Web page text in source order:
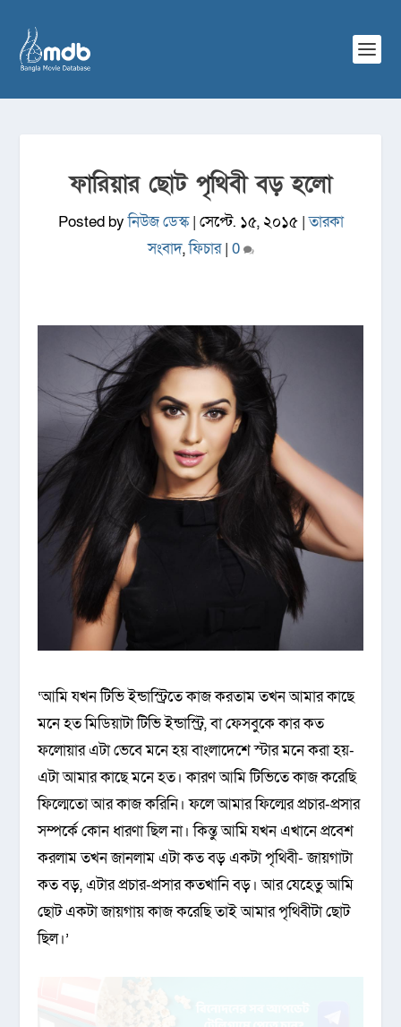
ফারিয়ার ছোট পৃথিবী বড় হলো
Posted byনিউজ ডেস্ক| সেপ্টে. ১৫, ২০১৫|তারকা
সংবাদ,ফিচার| 0
‘আমি যখন টিভি ইন্ডাস্ট্রিতে কাজ করতাম তখন আমার কাছে
মনে হত মিডিয়াটা টিভি ইন্ডাস্ট্রি, বা ফেসবুকে কার কত
ফলোয়ার এটা ভেবে মনে হয় বাংলাদেশে স্টার মনে করা হয়-
এটা আমার কাছে মনে হত। কারণ আমি টিভিতে কাজ করেছি
ফিল্মেতো আর কাজ করিনি। ফলে আমার ফিল্মের প্রচার-প্রসার
সম্পর্কে কোন ধারণা ছিল না। কিন্তু আমি যখন এখানে প্রবেশ
করলাম তখন জানলাম এটা কত বড় একটা পৃথিবী- জায়গাটা
কত বড়, এটার প্রচার-প্রসার কতখানি বড়। আর যেহেতু আমি
ছোট একটা জায়গায় কাজ করেছি তাই আমার পৃথিবীটা ছোট
ছিল।’